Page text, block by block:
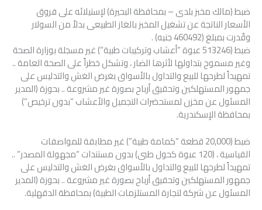
ضبط (مالك مخبز بلدى – بمحافظة البحيرة) لإستيلائه على فروق
الأسعار الناتجة عن تشغيل المخبز بالغاز الطبيعى بدلاً من السولار
وقٌدرت بمبلغ (460492 جنيه) .
ضبط (513246 عبوة “أعشاب وتركيبات طبية”) غير مسجلة بوزارة الصحة
وغير مسموح بتداولها لأثرها الضار ، وتشكل خطراً على الصحة العامة ..
تمهيداً لطرحها للبيع والتداول بالأسواق بغرض الغش والتدليس على
جمهور المستهلكين وتحقيق أرباح بصورة غير مشروعة .. بحوزة (المدير
المسئول عن مخزن لمستحضرات التجميل والأعشاب “بدون ترخيص”)
بمحافظة الإسكندرية.
ضبط (20,000 قطعة “كمامة طبية”) غير مطابقة للمواصفات
القياسية ، (120 عبوة كحول طبى) بدون مستندات “مجهولة المصدر” ..
تمهيداً لطرحها للبيع والتداول بالأسواق بغرض الغش والتدليس على
جمهور المستهلكين وتحقيق أرباح بصورة غير مشروعة .. بحوزة (المدير
المسئول عن شركة لتجارة المستلزمات الطبية) بمحافظة الدقهلية.